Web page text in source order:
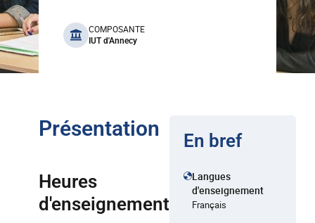
benefits
COMPOSANTE
IUT d'Annecy
Présentation
Heures
d'enseignement
En bref
Langues
d'enseignement
Français